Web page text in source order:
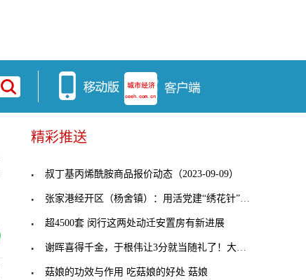
精彩推送
叔丁基丙烯酰胺商品报价动态（2023-09-09）
张家港经开区（杨舍镇）：用活党建“绣花针”，穿起
超4500套 闵行这两处动迁安置房有新进展
谢晖喜得千金，于根伟让3分就当随礼了！大连人客战
菇娘的功效与作用 吃菇娘的好处 菇娘